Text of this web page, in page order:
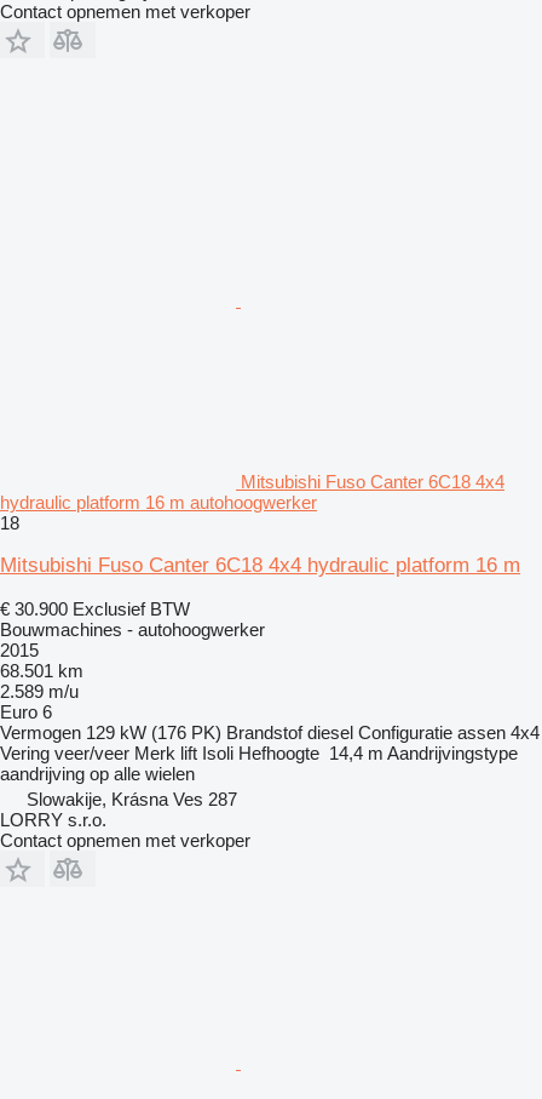
Contact opnemen met verkoper
Mitsubishi Fuso Canter 6C18 4x4
hydraulic platform 16 m autohoogwerker
18
Mitsubishi Fuso Canter 6C18 4x4 hydraulic platform 16 m
€ 30.900 Exclusief BTW
Bouwmachines - autohoogwerker
2015
68.501 km
2.589 m/u
Euro 6
Vermogen 129 kW (176 PK) Brandstof diesel Configuratie assen 4x4
Vering veer/veer Merk lift Isoli Hefhoogte 14,4 m Aandrijvingstype
aandrijving op alle wielen
Slowakije, Krásna Ves 287
LORRY s.r.o.
Contact opnemen met verkoper